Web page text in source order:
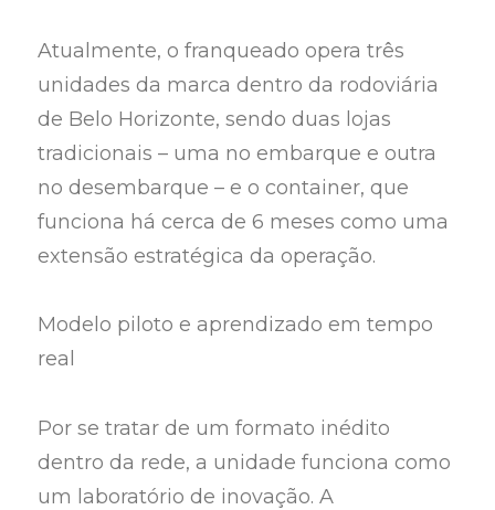
Atualmente, o franqueado opera três
unidades da marca dentro da rodoviária
de Belo Horizonte, sendo duas lojas
tradicionais – uma no embarque e outra
no desembarque – e o container, que
funciona há cerca de 6 meses como uma
extensão estratégica da operação.
Modelo piloto e aprendizado em tempo
real
Por se tratar de um formato inédito
dentro da rede, a unidade funciona como
um laboratório de inovação. A